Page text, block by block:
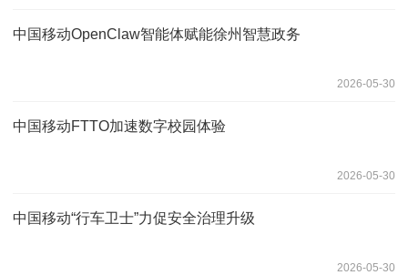
中国移动OpenClaw智能体赋能徐州智慧政务
2026-05-30
中国移动FTTO加速数字校园体验
2026-05-30
中国移动“行车卫士”力促安全治理升级
2026-05-30